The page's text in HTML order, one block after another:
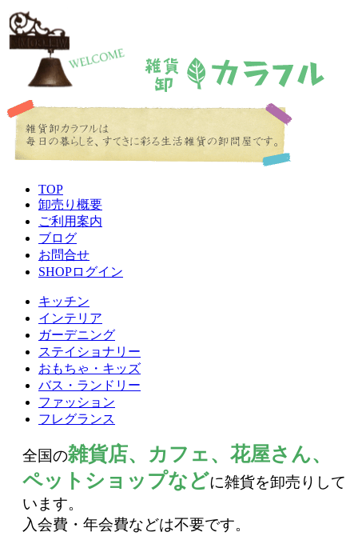
TOP
卸売り概要
ご利用案内
ブログ
お問合せ
SHOPログイン
キッチン
インテリア
ガーデニング
ステイショナリー
おもちゃ・キッズ
バス・ランドリー
ファッション
フレグランス
全国の雑貨店、カフェ、花屋さん、
ペットショップなどに雑貨を卸売りして
います。
入会費・年会費などは不要です。